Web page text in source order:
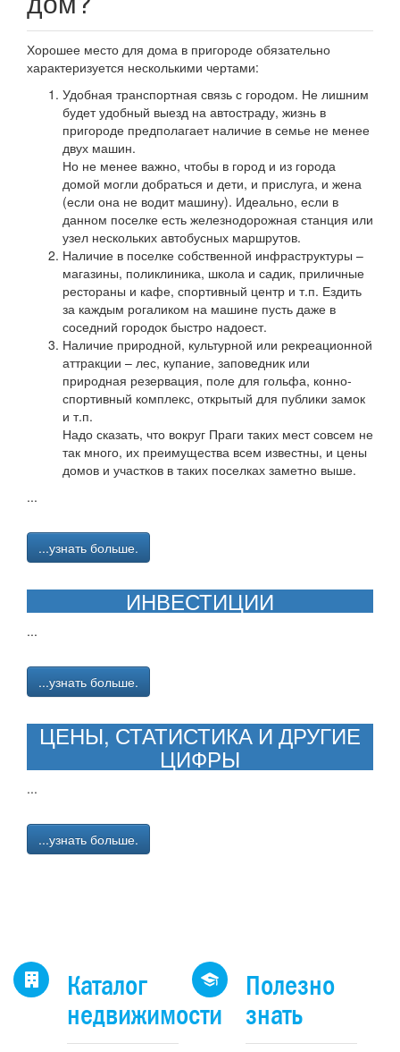
Хорошее место для дома в пригороде обязательно
характеризуется несколькими чертами:
Удобная транспортная связь с городом. Не лишним
будет удобный выезд на автостраду, жизнь в
пригороде предполагает наличие в семье не менее
двух машин.
Но не менее важно, чтобы в город и из города
домой могли добраться и дети, и прислуга, и жена
(если она не водит машину). Идеально, если в
данном поселке есть железнодорожная станция или
узел нескольких автобусных маршрутов.
Наличие в поселке собственной инфраструктуры –
магазины, поликлиника, школа и садик, приличные
рестораны и кафе, спортивный центр и т.п. Ездить
за каждым рогаликом на машине пусть даже в
соседний городок быстро надоест.
Наличие природной, культурной или рекреационной
аттракции – лес, купание, заповедник или
природная резервация, поле для гольфа, конно-
спортивный комплекс, открытый для публики замок
и т.п.
Надо сказать, что вокруг Праги таких мест совсем не
так много, их преимущества всем известны, и цены
домов и участков в таких поселках заметно выше.
...
...узнать больше.
ИНВЕСТИЦИИ
...
...узнать больше.
ЦЕНЫ, СТАТИСТИКА И ДРУГИЕ
ЦИФРЫ
...
...узнать больше.
Каталог
недвижимости
Полезно
знать